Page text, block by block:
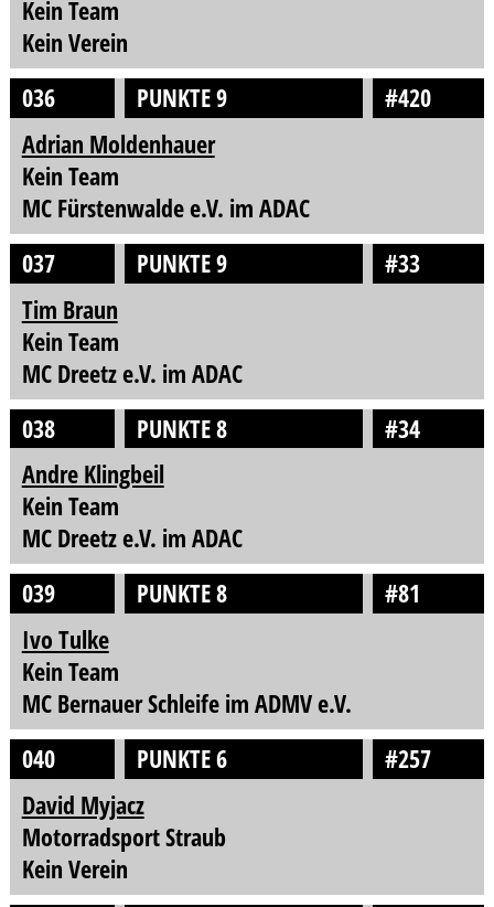
Kein Team
Kein Verein
036
PUNKTE 9
#420
Adrian Moldenhauer
Kein Team
MC Fürstenwalde e.V. im ADAC
037
PUNKTE 9
#33
Tim Braun
Kein Team
MC Dreetz e.V. im ADAC
038
PUNKTE 8
#34
Andre Klingbeil
Kein Team
MC Dreetz e.V. im ADAC
039
PUNKTE 8
#81
Ivo Tulke
Kein Team
MC Bernauer Schleife im ADMV e.V.
040
PUNKTE 6
#257
David Myjacz
Motorradsport Straub
Kein Verein